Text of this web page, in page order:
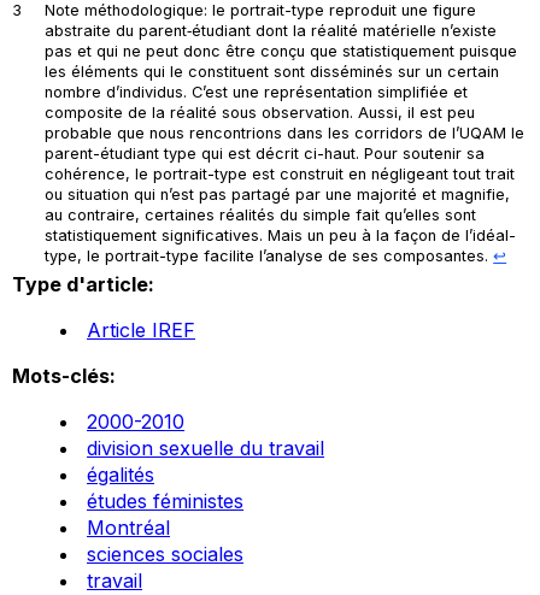
3
Note méthodologique: le portrait-type reproduit une figure
abstraite du parent‐étudiant dont la réalité matérielle n’existe
pas et qui ne peut donc être conçu que statistiquement puisque
les éléments qui le constituent sont disséminés sur un certain
nombre d’individus. C’est une représentation simplifiée et
composite de la réalité sous observation. Aussi, il est peu
probable que nous rencontrions dans les corridors de l’UQAM le
parent-étudiant type qui est décrit ci-haut. Pour soutenir sa
cohérence, le portrait-type est construit en négligeant tout trait
ou situation qui n’est pas partagé par une majorité et magnifie,
au contraire, certaines réalités du simple fait qu’elles sont
statistiquement significatives. Mais un peu à la façon de l’idéal-
type, le portrait-type facilite l’analyse de ses composantes.↩︎
Type d'article:
Article IREF
Mots-clés:
2000-2010
division sexuelle du travail
égalités
études féministes
Montréal
sciences sociales
travail